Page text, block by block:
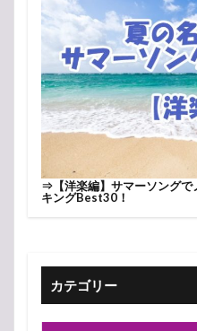
⇒ 【洋楽編】サマーソング
キングBest30！
カテゴリー